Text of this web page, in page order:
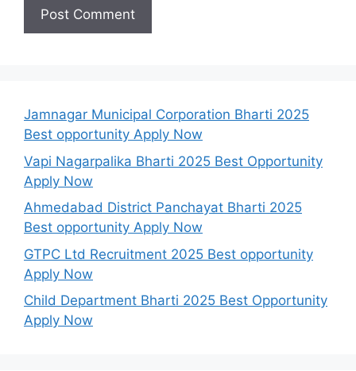
Jamnagar Municipal Corporation Bharti 2025
Best opportunity Apply Now
Vapi Nagarpalika Bharti 2025 Best Opportunity
Apply Now
Ahmedabad District Panchayat Bharti 2025
Best opportunity Apply Now
GTPC Ltd Recruitment 2025 Best opportunity
Apply Now
Child Department Bharti 2025 Best Opportunity
Apply Now